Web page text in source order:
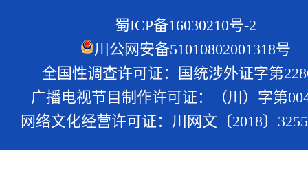
蜀ICP备16030210号-2
川公网安备51010802001318号
全国性调查许可证：国统涉外证字第
广播电视节目制作许可证：（川）字第
网络文化经营许可证：川网文〔2018〕